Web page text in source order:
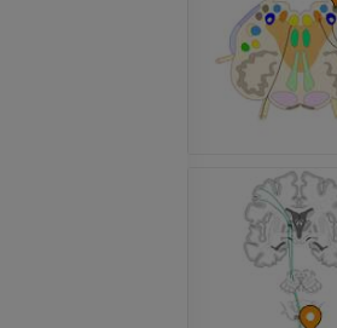
RTG kończyny górnej